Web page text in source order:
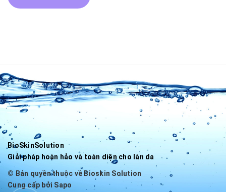
BioSkinSolution
Giải pháp hoàn hảo và toàn diện cho làn da
© Bản quyền thuộc về Bioskin Solution
Cung cấp bởi Sapo